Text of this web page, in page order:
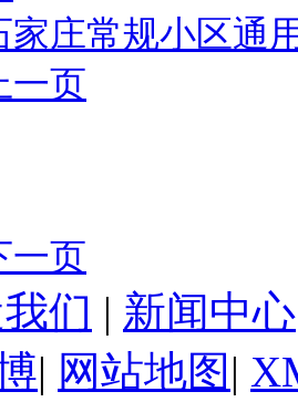
家庄常规小区通
一页
一页
们 | 新闻中心
| 网站地图 |